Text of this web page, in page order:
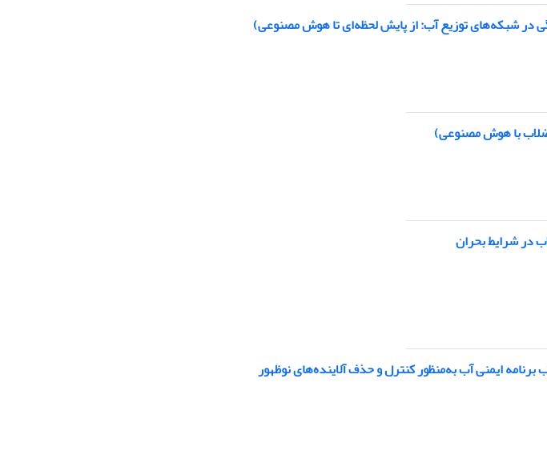
در شبکه‌های توزیع آب: از پایش لحظه‌ای تا هوش مصنوعی)
با هوش ‌مصنوعی)
در شرایط بحران
ایمنی آب بهمنظورکنترل وحذف آلاینده‌های نوظهور